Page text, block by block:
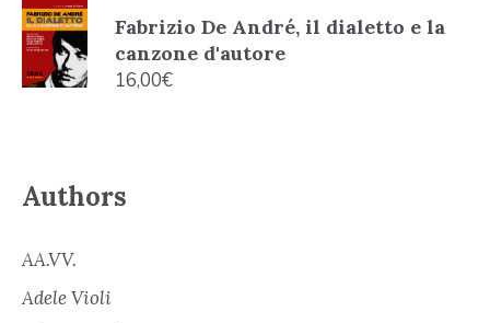
Fabrizio De André, il dialetto e la
canzone d'autore
16,00€
Authors
AA.VV.
Adele Violi